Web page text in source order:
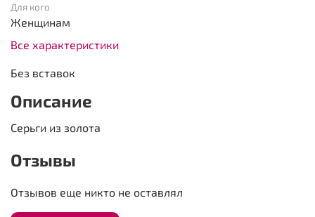
Для кого
Женщинам
Все характеристики
Без вставок
Описание
Серьги из золота
Отзывы
Отзывов еще никто не оставлял